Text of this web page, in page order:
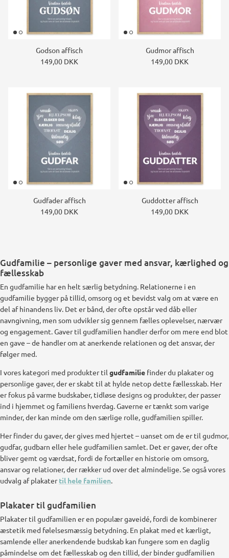
Godson affisch
149,00 DKK
Gudmor affisch
149,00 DKK
Gudfader affisch
149,00 DKK
Guddotter affisch
149,00 DKK
Gudfamilie – personlige gaver med ansvar, kærlighed og
fællesskab
En gudfamilie har en helt særlig betydning. Relationerne i en
gudfamilie bygger på tillid, omsorg og et bevidst valg om at være en
del af hinandens liv. Det er bånd, der ofte opstår ved dåb eller
navngivning, men som udvikler sig gennem fælles oplevelser, nærvær
og engagement. Gaver til gudfamilien handler derfor om mere end blot
en gave – de handler om at anerkende relationen og det ansvar, der
følger med.
I vores kategori med produkter til gudfamilie finder du plakater og
personlige gaver, der er skabt til at hylde netop dette fællesskab. Her
er fokus på varme budskaber, tidløse designs og produkter, der passer
ind i hjemmet og familiens hverdag. Gaverne er tænkt som varige
minder, der kan minde om den særlige rolle, gudfamilien spiller.
Her finder du gaver, der gives med hjertet – uanset om de er til gudmor,
gudfar, gudbarn eller hele gudfamilien samlet. Det er gaver, der ofte
bliver gemt og værdsat, fordi de fortæller en historie om omsorg,
ansvar og relationer, der rækker ud over det almindelige. Se også vores
udvalg af plakatertil hele familien.
Plakater til gudfamilien
Plakater til gudfamilien er en populær gaveidé, fordi de kombinerer
æstetik med følelsesmæssig betydning. En plakat med et kærligt,
samlende eller anerkendende budskab kan fungere som en daglig
påmindelse om det fællesskab og den tillid, der binder gudfamilien